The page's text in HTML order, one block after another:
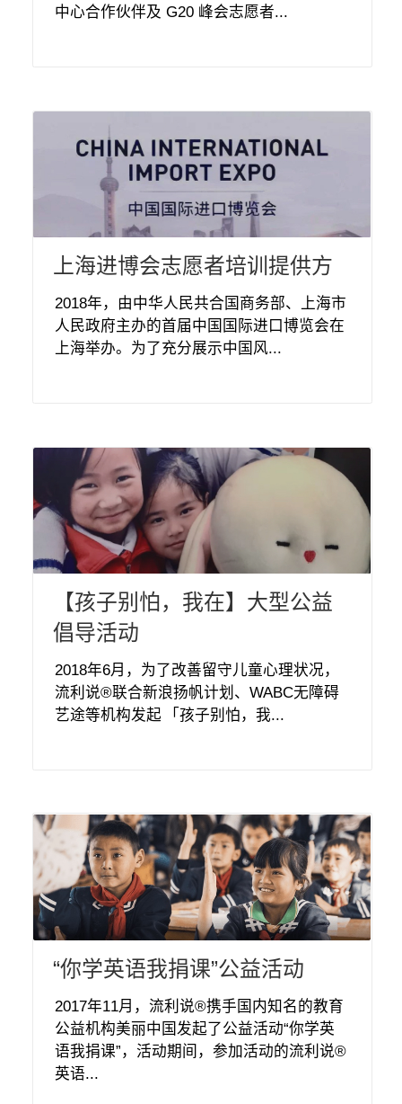
中心合作伙伴及 G20 峰会志愿者...
上海进博会志愿者培训提供方
2018年，由中华人民共合国商务部、上海市
人民政府主办的首届中国国际进口博览会在
上海举办。为了充分展示中国风...
【孩子别怕，我在】大型公益
倡导活动
2018年6月，为了改善留守儿童心理状况，
流利说®联合新浪扬帆计划、WABC无障碍
艺途等机构发起 「孩子别怕，我...
“你学英语我捐课”公益活动
2017年11月，流利说®携手国内知名的教育
公益机构美丽中国发起了公益活动“你学英
语我捐课”，活动期间，参加活动的流利说®
英语...